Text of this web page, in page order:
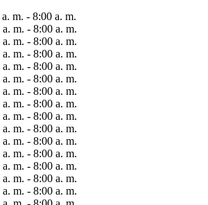
m. - 8:00 a. m.
a. m. - 8:00 a. m.
a. m. - 8:00 a. m.
a. m. - 8:00 a. m.
a. m. - 8:00 a. m.
a. m. - 8:00 a. m.
a. m. - 8:00 a. m.
a. m. - 8:00 a. m.
a. m. - 8:00 a. m.
a. m. - 8:00 a. m.
a. m. - 8:00 a. m.
a. m. - 8:00 a. m.
a. m. - 8:00 a. m.
a. m. - 8:00 a. m.
a. m. - 8:00 a. m.